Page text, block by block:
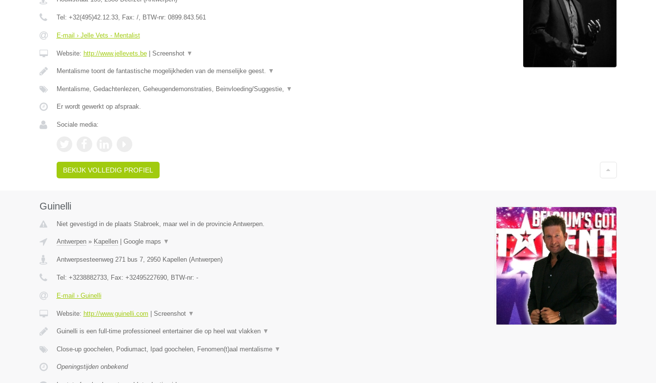
Tel: +32(495)42.12.33, Fax: /, BTW-nr: 0899.843.561
E-mail › Jelle Vets - Mentalist
Website: http://www.jellevets.be| Screenshot ▼
Mentalisme toont de fantastische mogelijkheden van de menselijke geest. ▼
Mentalisme, Gedachtenlezen, Geheugendemonstraties, Beinvloeding/Suggestie, ▼
Er wordt gewerkt op afspraak.
Sociale media:
BEKIJK VOLLEDIG PROFIEL
Guinelli
Niet gevestigd in de plaats Stabroek, maar wel in de provincie Antwerpen.
Antwerpen» Kapellen| Google maps ▼
Antwerpsesteenweg 271 bus 7, 2950 Kapellen(Antwerpen)
Tel: +3238882733, Fax: +32495227690, BTW-nr: -
E-mail › Guinelli
Website: http://www.guinelli.com Screenshot ▼
Guinelli is een full-time professioneel entertainer die op heel wat vlakken ▼
Close-up goochelen, Podiumact, Ipad goochelen, Fenomen(t)aal mentalisme ▼
Openingstijden onbekend